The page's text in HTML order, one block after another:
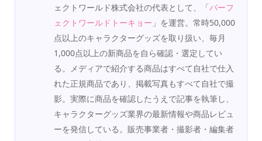
ェクトワールド株式会社の代表として、「パーフ
ェクトワールドトーキョー 」を運営。常時50,000
点以上のキャラクターグッズを取り扱い、毎月
1,000点以上の新商品を自ら確認・選定してい
る。メディアで紹介する商品はすべて自社で仕入
れた正規商品であり、掲載写真もすべて自社で撮
影。実際に商品を確認したうえで記事を執筆し、
キャラクターグッズ業界の最新情報や商品レビュ
ーを発信している。販売事業者・撮影者・編集者